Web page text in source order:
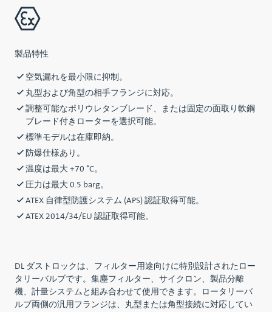
製品特性
空気漏れを最小限に抑制。
丸型および角型の相手フランジに対応。
調整可能なポリウレタンブレード、または固定の面取り軟鋼
ブレード付きローターを選択可能。
標準モデルは在庫即納。
防爆仕様あり。
温度は最大 +70 °C。
圧力は最大 0.5 barg。
ATEX 自律型防護システム (APS) 認証取得可能。
ATEX 2014/34/EU 認証取得可能。
DL ダストロックは、フィルター用途向けに特別設計されたロー
タリーバルブです。集塵フィルター、サイクロン、製品分離
機、計量システムと組み合わせて使用できます。ロータリーバ
ルブ両側の汎用フランジは、丸型または角型接続に対応してい